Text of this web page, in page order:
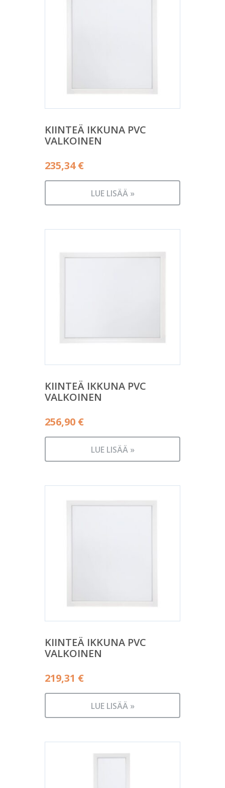
KIINTEÄ IKKUNA PVC
VALKOINEN
235,34€
LUE LISÄÄ »
KIINTEÄ IKKUNA PVC
VALKOINEN
256,90 €
LUE LISÄÄ »
KIINTEÄ IKKUNA PVC
VALKOINEN
219,31 €
LUE LISÄÄ »